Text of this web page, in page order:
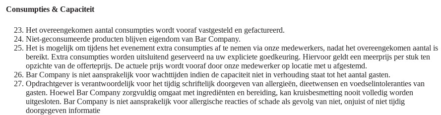
Consumpties & Capaciteit
Het overeengekomen aantal consumpties wordt vooraf vastgesteld en gefactureerd.
Niet-geconsumeerde producten blijven eigendom van Bar Company.
Het is mogelijk om tijdens het evenement extra consumpties af te nemen via onze medewerkers, nadat het overeengekomen aantal is
bereikt. Extra consumpties worden uitsluitend geserveerd na uw expliciete goedkeuring. Hiervoor geldt een meerprijs per stuk ten
opzichte van de offerteprijs. De actuele prijs wordt vooraf door onze medewerker op locatie met u afgestemd.
Bar Company is niet aansprakelijk voor wachttijden indien de capaciteit niet in verhouding staat tot het aantal gasten.
Opdrachtgever is verantwoordelijk voor het tijdig schriftelijk doorgeven van allergieën, dieetwensen en voedselintoleranties van
gasten. Hoewel Bar Company zorgvuldig omgaat met ingrediënten en bereiding, kan kruisbesmetting nooit volledig worden
uitgesloten. Bar Company is niet aansprakelijk voor allergische reacties of schade als gevolg van niet, onjuist of niet tijdig
doorgegeven informatie